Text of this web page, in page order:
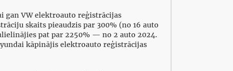
gan VW elektroauto reģistrācijas
skaits pieaudzis par 300% (no 16 auto
pat par 2250% — no 2 auto 2024.
kāpinājis elektroauto reģistrācijas